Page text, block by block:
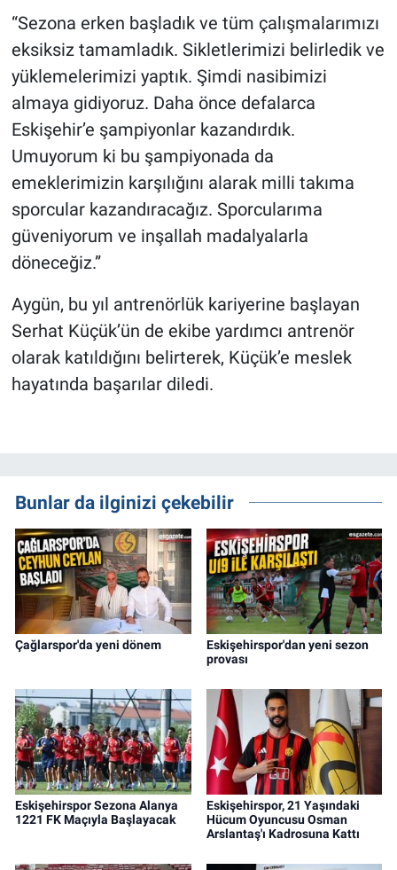
“Sezona erken başladık ve tüm çalışmalarımızı
eksiksiz tamamladık. Sikletlerimizi belirledik ve
yüklemelerimizi yaptık. Şimdi nasibimizi
almaya gidiyoruz. Daha önce defalarca
Eskişehir’e şampiyonlar kazandırdık.
Umuyorum ki bu şampiyonada da
emeklerimizin karşılığını alarak milli takıma
sporcular kazandıracağız. Sporcularıma
güveniyorum ve inşallah madalyalarla
döneceğiz.”
Aygün, bu yıl antrenörlük kariyerine başlayan
Serhat Küçük’ün de ekibe yardımcı antrenör
olarak katıldığını belirterek, Küçük’e meslek
hayatında başarılar diledi.
Bunlar da ilginizi çekebilir
Çağlarspor'da yeni dönem
Eskişehirspor'dan yeni sezon
provası
Eskişehirspor Sezona Alanya
1221 FK Maçıyla Başlayacak
Eskişehirspor, 21 Yaşındaki
Hücum Oyuncusu Osman
Arslantaş'ı Kadrosuna Kattı